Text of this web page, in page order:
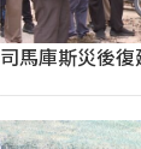
司馬庫斯災後